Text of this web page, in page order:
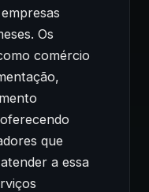
Os
comércio
que
a essa